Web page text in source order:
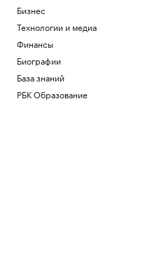
Миллиардеры скупают и строят
бункеры. Чего они боятся и
бежать
Подписка на РБК
показали кадры с Моджтабой
Как облигационный долг помог
Бизнес
Технологии и медиа
Финансы
Биографии
База знаний
РБК Образование